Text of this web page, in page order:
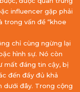
influencer gặp phải
trong vấn đề “khoe
chỉ cùng ngừng lại
hình sự. Nó còn
mất đáng tin cậy, bị
đến đầy đủ khả
dưới đây. Trong cộng